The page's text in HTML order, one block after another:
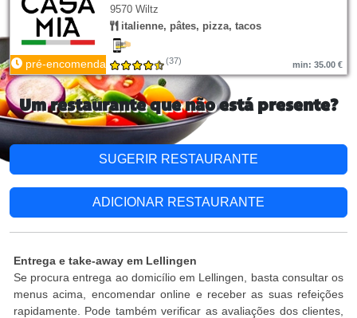
9570 Wiltz
italienne, pâtes, pizza, tacos
pré-encomenda (37) min: 35.00 €
Um restaurante que não está presente?
SUGERIR RESTAURANTE
ADICIONAR RESTAURANTE
Entrega e take-away em Lellingen
Se procura entrega ao domicílio em Lellingen, basta consultar os
menus acima, encomendar online e receber as suas refeições
rapidamente. Pode também verificar as avaliações dos clientes,